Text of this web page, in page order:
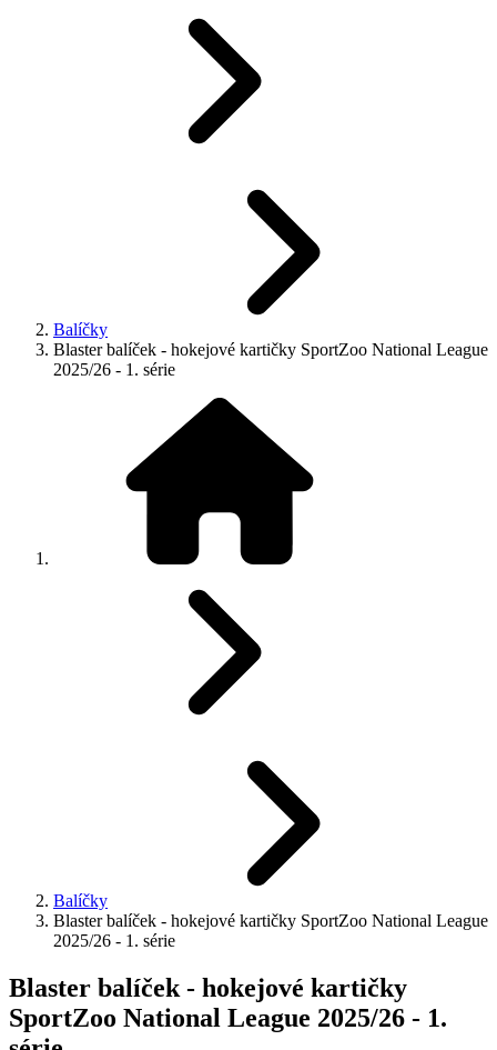
Balíčky
Blaster balíček - hokejové kartičky SportZoo National League
2025/26 - 1. série
Balíčky
Blaster balíček - hokejové kartičky SportZoo National League
2025/26 - 1. série
Blaster balíček - hokejové kartičky
SportZoo National League 2025/26 - 1.